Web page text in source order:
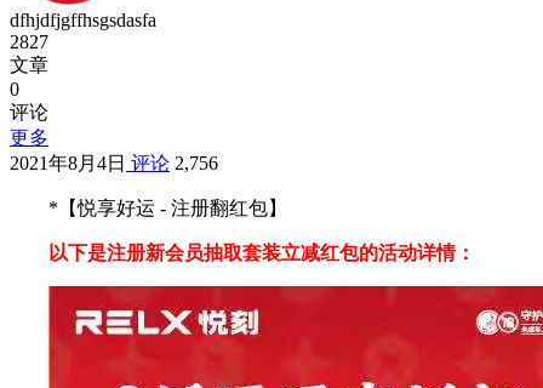
dfhjdfjgffhsgsdasfa
2827
文章
0
评论
更多
2021年8月4日 评论 2,756
*【悦享好运 - 注册翻红包】
以下是注册新会员抽取套装立减红包的活动详情：